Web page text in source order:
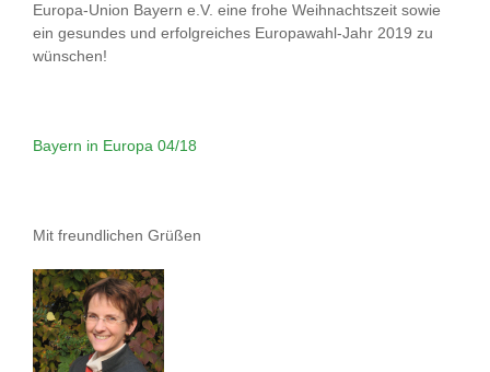
Europa-Union Bayern e.V. eine frohe Weihnachtszeit sowie
ein gesundes und erfolgreiches Europawahl-Jahr 2019 zu
wünschen!
Bayern in Europa 04/18
Mit freundlichen Grüßen